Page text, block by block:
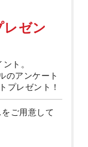
レゼン
ト。
のアンケート
プレゼント！
ご用意して